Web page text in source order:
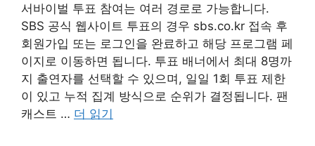
서바이벌 투표 참여는 여러 경로로 가능합니다.
SBS 공식 웹사이트 투표의 경우 sbs.co.kr 접속 후
회원가입 또는 로그인을 완료하고 해당 프로그램 페
이지로 이동하면 됩니다. 투표 배너에서 최대 8명까
지 출연자를 선택할 수 있으며, 일일 1회 투표 제한
이 있고 누적 집계 방식으로 순위가 결정됩니다. 팬
캐스트 … 더 읽기